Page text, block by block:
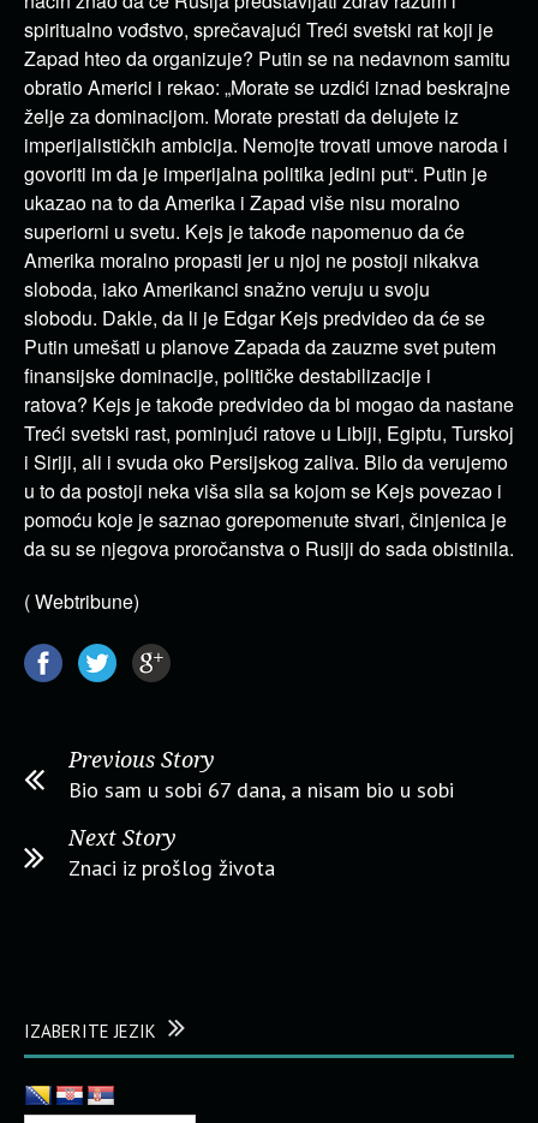
spiritualno vođstvo, sprečavajući Treći svetski rat koji je
Zapad hteo da organizuje? Putin se na nedavnom samitu
obratio Americi i rekao: „Morate se uzdići iznad beskrajne
želje za dominacijom. Morate prestati da delujete iz
imperijalističkih ambicija. Nemojte trovati umove naroda i
govoriti im da je imperijalna politika jedini put“. Putin je
ukazao na to da Amerika i Zapad više nisu moralno
superiorni u svetu. Kejs je takođe napomenuo da će
Amerika moralno propasti jer u njoj ne postoji nikakva
sloboda, iako Amerikanci snažno veruju u svoju
slobodu. Dakle, da li je Edgar Kejs predvideo da će se
Putin umešati u planove Zapada da zauzme svet putem
finansijske dominacije, političke destabilizacije i
ratova? Kejs je takođe predvideo da bi mogao da nastane
Treći svetski rast, pominjući ratove u Libiji, Egiptu, Turskoj
i Siriji, ali i svuda oko Persijskog zaliva. Bilo da verujemo
u to da postoji neka viša sila sa kojom se Kejs povezao i
pomoću koje je saznao gorepomenute stvari, činjenica je
da su se njegova proročanstva o Rusiji do sada obistinila.
( Webtribune)
Previous Story
Bio sam u sobi 67 dana, a nisam bio u sobi
Next Story
Znaci iz prošlog života
IZABERITE JEZIK